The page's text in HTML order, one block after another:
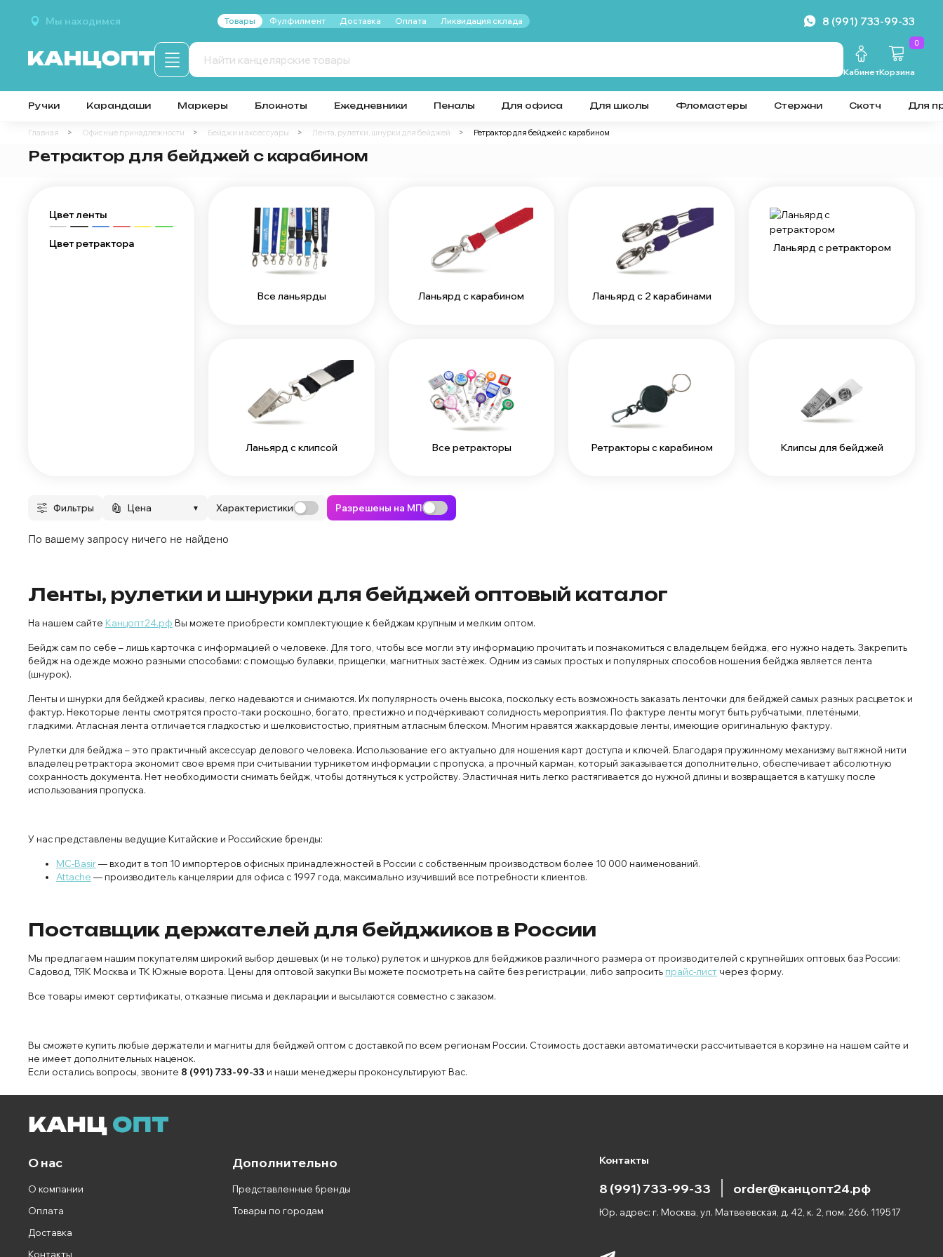
Мы находимся Товары Фулфилмент Доставка Оплата Ликвидация склада 8 (991) 733-99-33
КабинетКорзина
0
Ручки Карандаши Маркеры Блокноты Ежедневники Пеналы Для офиса Для школы Фломастеры Стержни Скотч Для
Главная Офисные принадлежности Бейджи и аксессуары Лента, рулетки, шнурки для бейджей Ретрактор для бейджей с карабином
Ретрактор для бейджей с карабином
Цвет ленты
Цвет ретрактора
Все ланьярды Ланьярд с карабином Ланьярд с 2 карабинами
Ланьярд с ретрактором
Ланьярд с клипсой Все ретракторы Ретракторы с карабином Клипсы для бейджей
Фильтры Цена ▼ Характеристики Разрешены на МП
По вашему запросу ничего не найдено
Ленты, рулетки и шнурки для бейджей оптовый каталог
На нашем сайте Канцопт24.рф Вы можете приобрести комплектующие к бейджам крупным и мелким оптом.
Бейдж сам по себе – лишь карточка с информацией о человеке. Для того, чтобы все могли эту информацию прочитать и познакомиться с владельцем бейджа, его нужно надеть. Закрепить
бейдж на одежде можно разными способами: с помощью булавки, прищепки, магнитных застёжек. Одним из самых простых и популярных способов ношения бейджа является лента
(шнурок).
Ленты и шнурки для бейджей красивы, легко надеваются и снимаются. Их популярность очень высока, поскольку есть возможность заказать ленточки для бейджей самых разных расцветок и
фактур. Некоторые ленты смотрятся просто-таки роскошно, богато, престижно и подчёркивают солидность мероприятия. По фактуре ленты могут быть рубчатыми, плетёными,
гладкими. Атласная лента отличается гладкостью и шелковистостью, приятным атласным блеском. Многим нравятся жаккардовые ленты, имеющие оригинальную фактуру.
Рулетки для бейджа – это практичный аксессуар делового человека. Использование его актуально для ношения карт доступа и ключей. Благодаря пружинному механизму вытяжной нити
владелец ретрактора экономит свое время при считывании турникетом информации с пропуска, а прочный карман, который заказывается дополнительно, обеспечивает абсолютную
сохранность документа. Нет необходимости снимать бейдж, чтобы дотянуться к устройству. Эластичная нить легко растягивается до нужной длины и возвращается в катушку после
использования пропуска.
У нас представлены ведущие Китайские и Российские бренды:
MC-Basir— входит в топ 10 импортеров офисных принадлежностей в России с собственным производством более 10 000 наименований.
Attache — производитель канцелярии для офиса с 1997 года, максимально изучивший все потребности клиентов.
Поставщик держателей для бейджиков в России
Мы предлагаем нашим покупателям широкий выбор дешевых (и не только) рулеток и шнурков для бейджиков различного размера от производителей с крупнейших оптовых баз России:
Садовод, ТЯК Москва и ТК Южные ворота. Цены для оптовой закупки Вы можете посмотреть на сайте без регистрации, либо запросить прайс-лист через форму.
Все товары имеют сертификаты, отказные письма и декларации и высылаются совместно с заказом.
Вы сможете купить любые держатели и магниты для бейджей оптом с доставкой по всем регионам России. Стоимость доставки автоматически рассчитывается в корзине на нашем сайте и
не имеет дополнительных наценок.
Если остались вопросы, звоните 8 (991) 733-99-33 и наши менеджеры проконсультируют Вас.
О нас
О компании
Оплата
Доставка
Контакты
Дополнительно
Представленные бренды
Товары по городам
Контакты
8 (991) 733-99-33 order@канцопт24.рф
Юр. адрес: г. Москва, ул. Матвеевская, д. 42, к. 2, пом. 266. 119517